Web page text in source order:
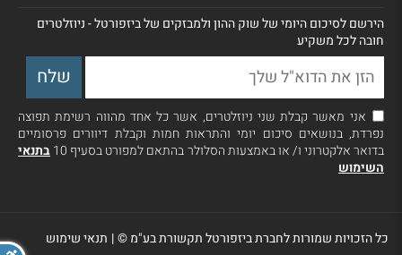
הירשם לסיכום היומי של שוק ההון ולמבזקים של ביזפורטל - ניוזלטרים
חובה לכל משקיע
אני מאשר קבלת שני ניוזלטרים, אשר כל אחד מהווה רשימת תפוצה
נפרדת, בנושאים סיכום יומי והתראות חמות וקבלת דיוורים פרסומיים
בדואר אלקטרוני ו/ או באמצעות הסלולר בהתאם למפורט בסעיף 10
בתנאי
השימוש
כל הזכויות שמורות לחברת ביזפורטל תקשורת בע"מ ©| תנאי שימוש